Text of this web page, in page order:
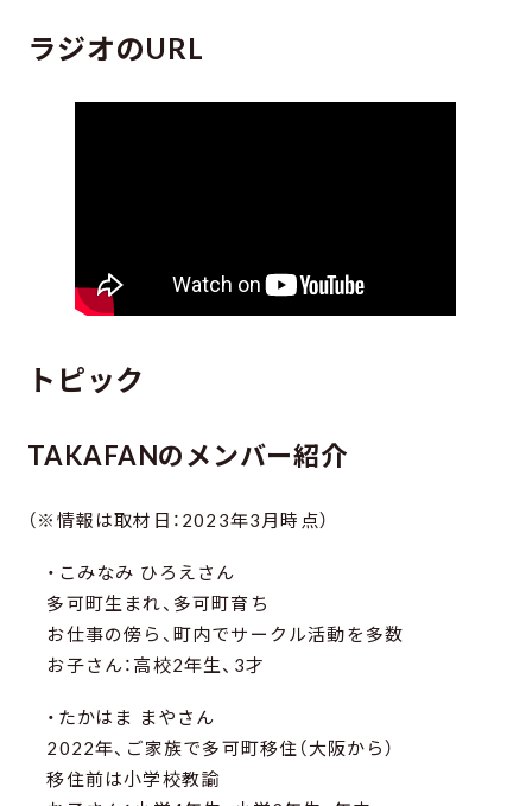
ラジオのURL
トピック
TAKAFANのメンバー紹介
（※情報は取材日：2023年3月時点）
・こみなみ ひろえさん
多可町生まれ、多可町育ち
お仕事の傍ら、町内でサークル活動を多数
お子さん：高校2年生、3才
・たかはま まやさん
2022年、ご家族で多可町移住（大阪から）
移住前は小学校教諭